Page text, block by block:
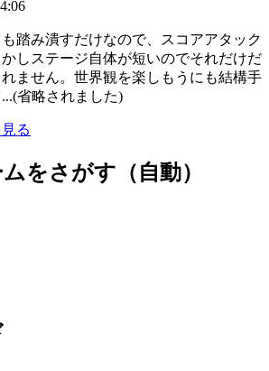
踏み潰すだけなので、スコアアタック
しステージ自体が短いのでそれだけだ
ません。世界観を楽しもうにも結構手
省略されました)
る
をさがす（自動）